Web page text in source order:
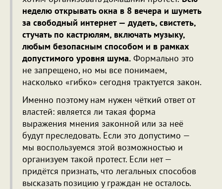
неделю открывать окна в 8 вечера и шуметь
за свободный интернет — дудеть, свистеть,
стучать по кастрюлям, включать музыку,
любым безопасным способом и в рамках
допустимого уровня шума. Формально это
не запрещено, но мы все понимаем,
насколько «гибко» сегодня трактуется закон.
Именно поэтому нам нужен чёткий ответ от
властей: является ли такая форма
выражения мнения законной или за неё
будут преследовать. Если это допустимо —
мы воспользуемся этой возможностью и
организуем такой протест. Если нет —
придётся признать, что легальных способов
высказать позицию у граждан не осталось.